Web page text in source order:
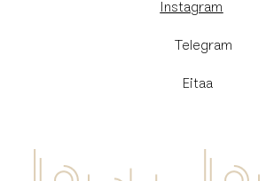
Instagram
​Telegram
Eitaa